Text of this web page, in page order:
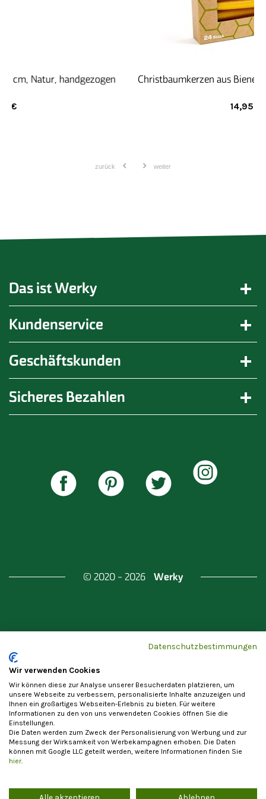
Christbaumkerzen aus Bienenwachs 24 Stück Natur
zurück weiter
Das ist Werky
Kundenservice
Geschäftskunden
Sicheres Bezahlen
© 2020 - 2026 Werky
Datenschutzerklärung
Cookie-Einstellungen
Allgemeine Nutzungsbedingungen
Impressum
Vertrag widerrufen
Datenschutzbestimmungen
Wir verwenden Cookies
Wir können diese zur Analyse unserer Besucherdaten platzieren, um
unsere Webseite zu verbessern, personalisierte Inhalte anzuzeigen und
Ihnen ein großartiges Webseiten-Erlebnis zu bieten. Für weitere
Informationen zu den von uns verwendeten Cookies öffnen Sie die
Einstellungen.
Die Daten werden zum Zweck der Personalisierung von Werbung und zur
Messung der Wirksamkeit von Werbekampagnen erhoben. Die Daten
können mit Google LLC geteilt werden, weitere Informationen finden Sie
hier.